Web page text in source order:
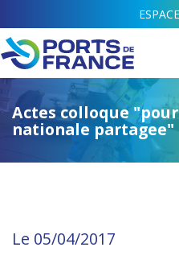
Actes colloque
nationale partagee"
Le 05/04/2017